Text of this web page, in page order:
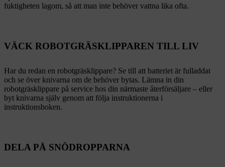
fuktigheten lagom, så att man inte behöver vattna lika ofta.
VÄCK ROBOTGRÄSKLIPPAREN TILL LIV
Har du redan en robotgräsklippare? Se till att batteriet är fulladdat
och se över knivarna om de behöver bytas. Lämna in din
robotgräsklippare på service hos din närmaste återförsäljare – eller
byt knivarna själv genom att följa instruktionerna i
instruktionsboken.
DELA PÅ SNÖDROPPARNA